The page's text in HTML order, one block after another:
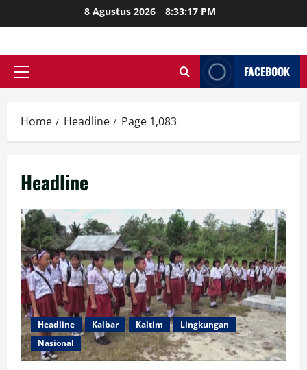
to
8 Agustus 2026 8:33:18 PM
Primary
FACEBOOK
Home Headline Page 1,083
Headline
Headline Kalbar Kaltim
Lingkungan
Nasional